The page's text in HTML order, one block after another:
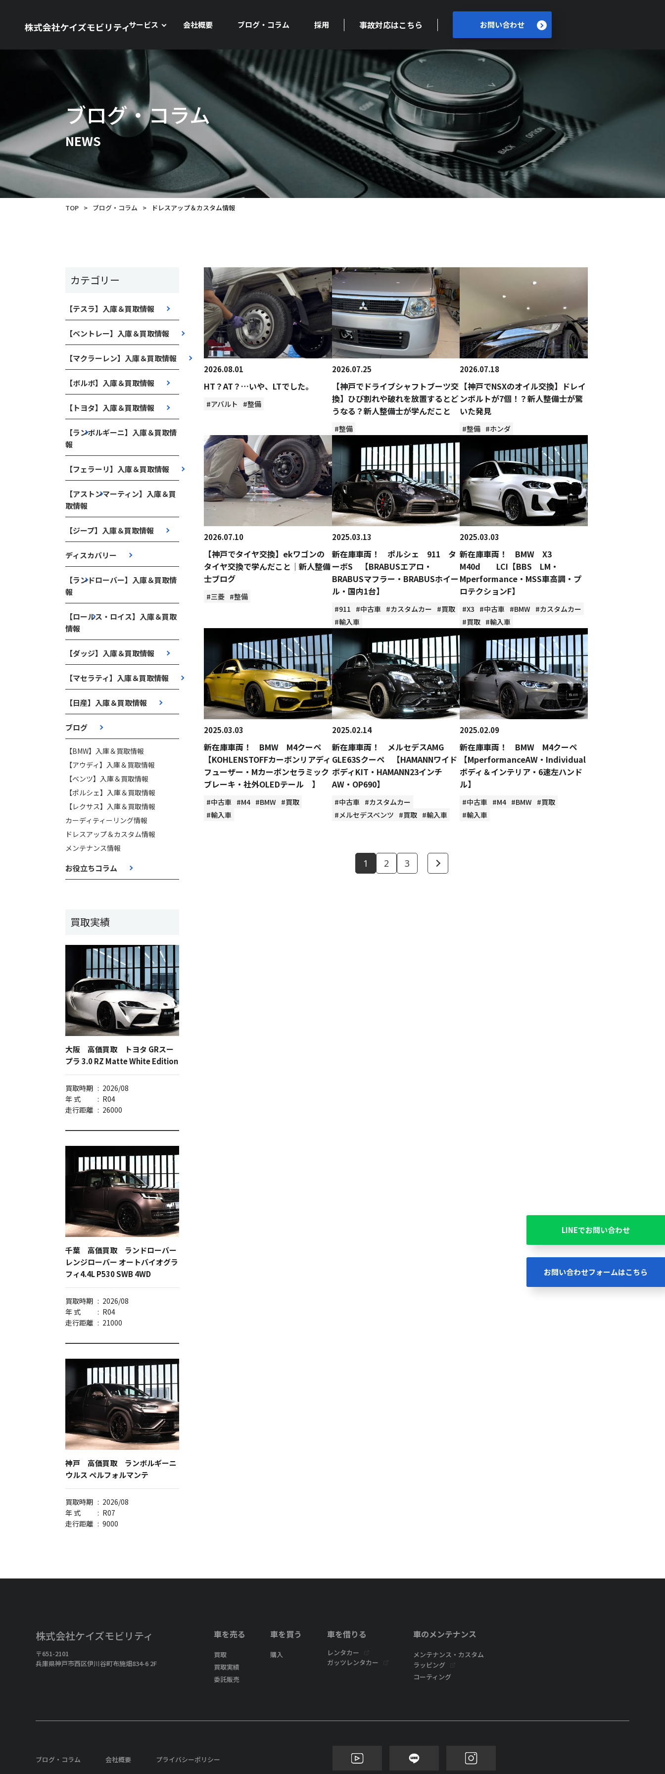
サービス 会社概要 ブログ・コラム 採用 事故対応はこちら お問い合わせ
ブログ・コラム
NEWS
TOP > ブログ・コラム > ドレスアップ＆カスタム情報
LINEでお問い合わせ
お問い合わせフォームはこちら
カテゴリー
【テスラ】入庫＆買取情報
【ベントレー】入庫＆買取情報
【マクラーレン】入庫＆買取情報
【ボルボ】入庫＆買取情報
【トヨタ】入庫＆買取情報
【ランボルギーニ】入庫＆買取情
報
【フェラーリ】入庫＆買取情報
【アストンマーティン】入庫＆買
取情報
【ジープ】入庫＆買取情報
ディスカバリー
【ランドローバー】入庫＆買取情
報
【ロールス・ロイス】入庫＆買取
情報
【ダッジ】入庫＆買取情報
【マセラティ】入庫＆買取情報
【日産】入庫＆買取情報
ブログ
【BMW】入庫＆買取情報
【アウディ】入庫＆買取情報
【ベンツ】入庫＆買取情報
【ポルシェ】入庫＆買取情報
【レクサス】入庫＆買取情報
カーディティーリング情報
ドレスアップ＆カスタム情報
メンテナンス情報
お役立ちコラム
買取実績
大阪 高価買取 トヨタ GRスー
プラ 3.0 RZ Matte White Edition
買取時期 : 2026/08
年 式
: R04
走行距離 : 26000
千葉 高価買取 ランドローバー
レンジローバー オートバイオグラ
フィ4.4L P530 SWB 4WD
買取時期 : 2026/08
年 式
: R04
走行距離 : 21000
神戸 高価買取 ランボルギーニ
ウルス ペルフォルマンテ
買取時期 : 2026/08
年 式
: R07
走行距離 : 9000
2026.08.01
HT？AT？…いや、LTでした。
#アバルト #整備
2026.07.25
【神戸でドライブシャフトブーツ交
換】ひび割れや破れを放置するとど
うなる？新人整備士が学んだこと
#整備
2026.07.18
【神戸でNSXのオイル交換】ドレイ
ンボルトが7個！？新人整備士が驚
いた発見
#整備 #ホンダ
2026.07.10
【神戸でタイヤ交換】ekワゴンの
タイヤ交換で学んだこと｜新人整備
士ブログ
#三菱 #整備
2025.03.13
新在庫車両！ ポルシェ 911 タ
ーボS 【BRABUSエアロ・
BRABUSマフラー・BRABUSホイー
ル・国内1台】
#911 #中古車 #カスタムカー #買取
#輸入車
2025.03.03
新在庫車両！ BMW X3
M40d LCI【BBS LM・
Mperformance・MSS車高調・プ
ロテクションF】
#X3 #中古車 #BMW #カスタムカー
#買取 #輸入車
2025.03.03
新在庫車両！ BMW M4クーペ
【KOHLENSTOFFカーボンリアディ
フューザー・Mカーボンセラミック
ブレーキ・社外OLEDテール 】
#中古車 #M4 #BMW #買取
#輸入車
2025.02.14
新在庫車両！ メルセデスAMG
GLE63Sクーペ 【HAMANNワイド
ボディKIT・HAMANN23インチ
AW・OP690】
#中古車 #カスタムカー
#メルセデスベンツ #買取 #輸入車
2025.02.09
新在庫車両！ BMW M4クーペ
【MperformanceAW・Individual
ボディ＆インテリア・6速左ハンド
ル】
#中古車 #M4 #BMW #買取
#輸入車
1 2 3
株式会社ケイズモビリティ
〒651-2101
兵庫県神戸市西区伊川谷町布施畑834-6 2F
車を売る
買取
買取実績
委託販売
車を買う
購入
車を借りる
レンタカー
ガッツレンタカー
車のメンテナンス
メンテナンス・カスタム
ラッピング
コーティング
ブログ・コラム 会社概要 プライバシーポリシー